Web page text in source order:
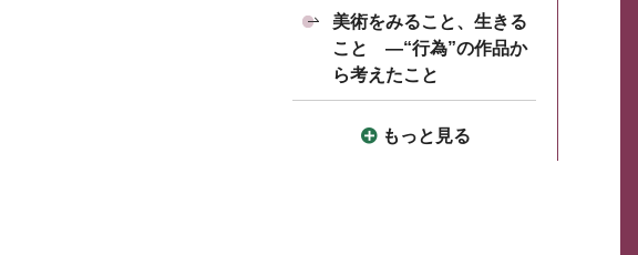
美術をみること、生きる
こと ―“行為”の作品か
ら考えたこと
もっと見る